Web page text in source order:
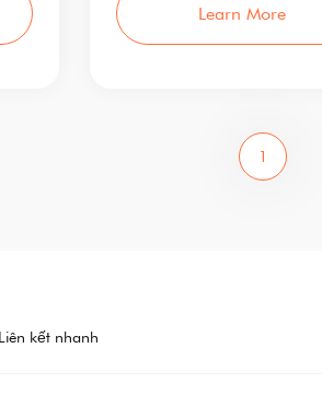
Learn More
1
Liên kết nhanh